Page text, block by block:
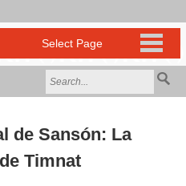
de Sansón: La
Timnat